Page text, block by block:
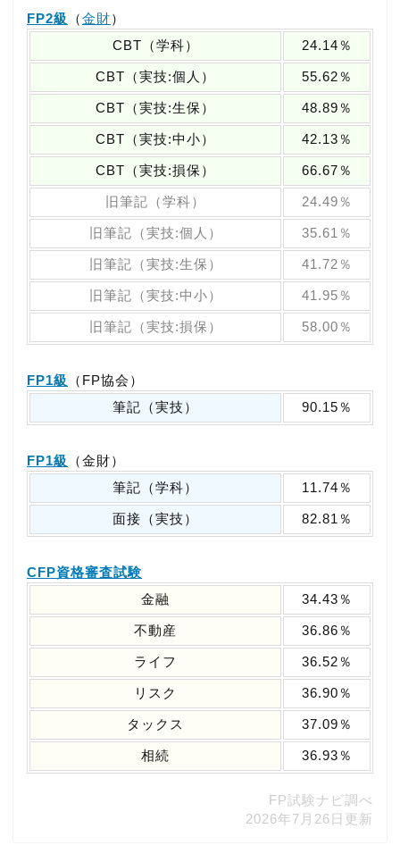
FP2級 （金財）
CBT（学科）
24.14％
CBT（実技:個人） 55.62％
CBT（実技:生保） 48.89％
CBT（実技:中小） 42.13％
CBT（実技:損保） 66.67％
旧筆記（学科） 24.49％
旧筆記（実技:個人） 35.61％
旧筆記（実技:生保） 41.72％
旧筆記（実技:中小） 41.95％
旧筆記（実技:損保） 58.00％
FP1級
（FP協会）
筆記（実技）
90.15％
FP1級
（金財）
筆記（学科）
11.74％
面接（実技） 82.81％
CFP資格審査試験
金融
34.43％
不動産 36.86％
ライフ 36.52％
リスク 36.90％
タックス 37.09％
相続 36.93％
FP試験ナビ調べ
2026年7月26日更新